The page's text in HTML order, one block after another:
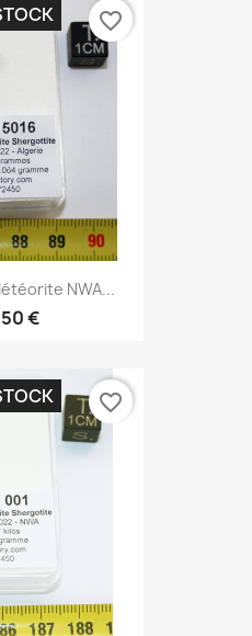
NWA...
€
favorite_border
favorite_border